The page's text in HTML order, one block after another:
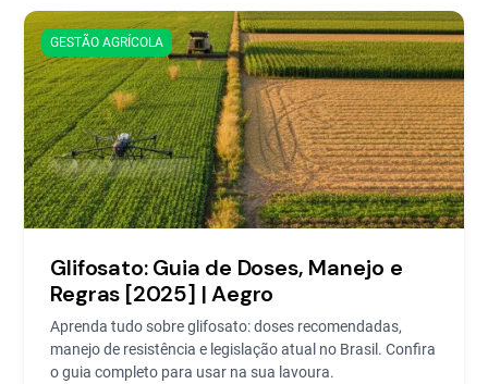
GESTÃO AGRÍCOLA
Glifosato: Guia de Doses, Manejo e
Regras [2025] | Aegro
Aprenda tudo sobre glifosato: doses recomendadas,
manejo de resistência e legislação atual no Brasil. Confira
o guia completo para usar na sua lavoura.